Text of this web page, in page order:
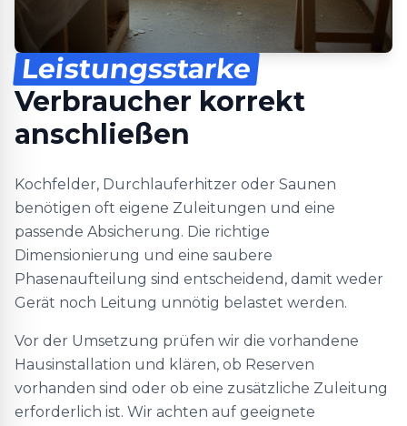
Leistungsstarke
Verbraucher korrekt
anschließen
Kochfelder, Durchlauferhitzer oder Saunen
benötigen oft eigene Zuleitungen und eine
passende Absicherung. Die richtige
Dimensionierung und eine saubere
Phasenaufteilung sind entscheidend, damit weder
Gerät noch Leitung unnötig belastet werden.
Vor der Umsetzung prüfen wir die vorhandene
Hausinstallation und klären, ob Reserven
vorhanden sind oder ob eine zusätzliche Zuleitung
erforderlich ist. Wir achten auf geeignete